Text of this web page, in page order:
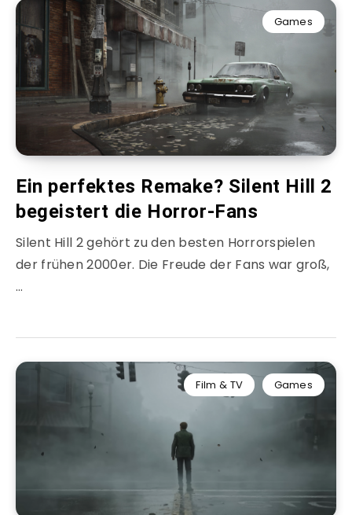
Games
Ein perfektes Remake? Silent Hill 2
begeistert die Horror-Fans
Silent Hill 2 gehört zu den besten Horrorspielen
der frühen 2000er. Die Freude der Fans war groß,
…
Film & TV Games